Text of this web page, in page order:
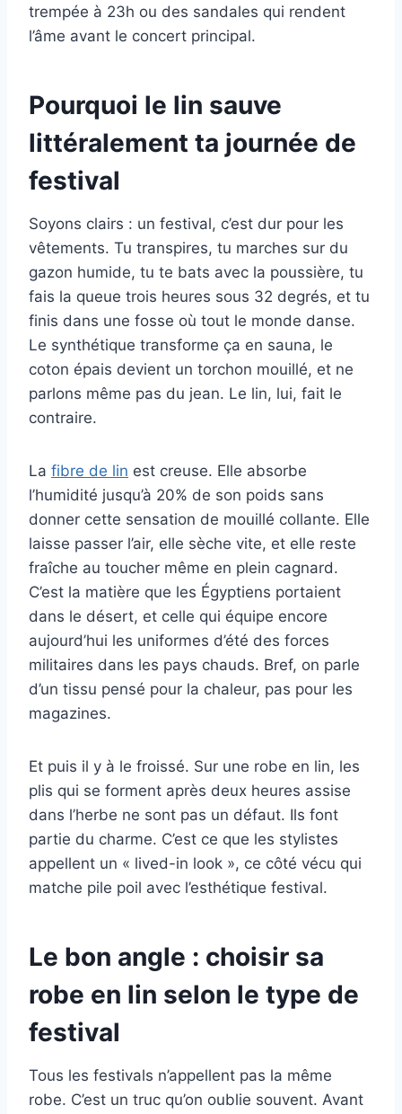
trempée à 23h ou des sandales qui rendent
l’âme avant le concert principal.
Pourquoi le lin sauve
littéralement ta journée de
festival
Soyons clairs : un festival, c’est dur pour les
vêtements. Tu transpires, tu marches sur du
gazon humide, tu te bats avec la poussière, tu
fais la queue trois heures sous 32 degrés, et tu
finis dans une fosse où tout le monde danse.
Le synthétique transforme ça en sauna, le
coton épais devient un torchon mouillé, et ne
parlons même pas du jean. Le lin, lui, fait le
contraire.
La fibre de lin est creuse. Elle absorbe
l’humidité jusqu’à 20% de son poids sans
donner cette sensation de mouillé collante. Elle
laisse passer l’air, elle sèche vite, et elle reste
fraîche au toucher même en plein cagnard.
C’est la matière que les Égyptiens portaient
dans le désert, et celle qui équipe encore
aujourd’hui les uniformes d’été des forces
militaires dans les pays chauds. Bref, on parle
d’un tissu pensé pour la chaleur, pas pour les
magazines.
Et puis il y à le froissé. Sur une robe en lin, les
plis qui se forment après deux heures assise
dans l’herbe ne sont pas un défaut. Ils font
partie du charme. C’est ce que les stylistes
appellent un « lived-in look », ce côté vécu qui
matche pile poil avec l’esthétique festival.
Le bon angle : choisir sa
robe en lin selon le type de
festival
Tous les festivals n’appellent pas la même
robe. C’est un truc qu’on oublie souvent. Avant